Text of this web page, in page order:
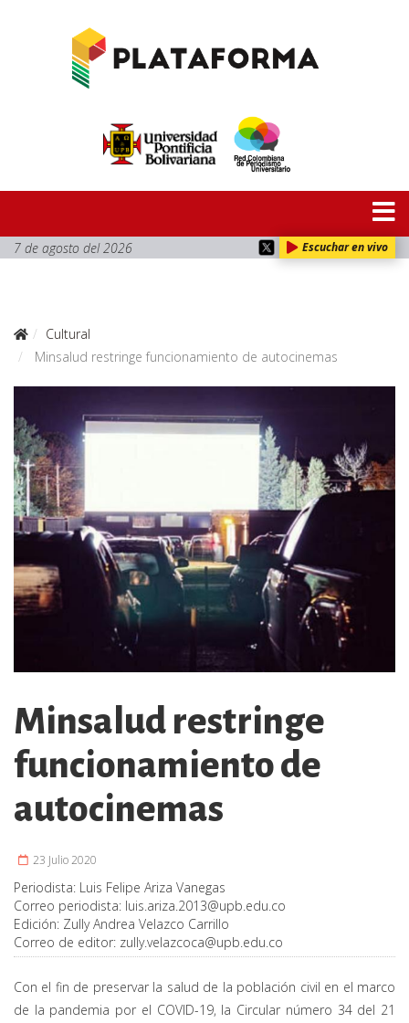
7 de agosto del 2026 Escuchar en vivo
Cultural
Minsalud restringe funcionamiento de autocinemas
Minsalud restringe
funcionamiento de
autocinemas
23 Julio 2020
Periodista: Luis Felipe Ariza Vanegas
Correo periodista: luis.ariza.2013@upb.edu.co
Edición: Zully Andrea Velazco Carrillo
Correo de editor: zully.velazcoca@upb.edu.co
Con el fin de preservar la salud de la población civil en el marco
de la pandemia por el COVID-19, la Circular número 34 del 21